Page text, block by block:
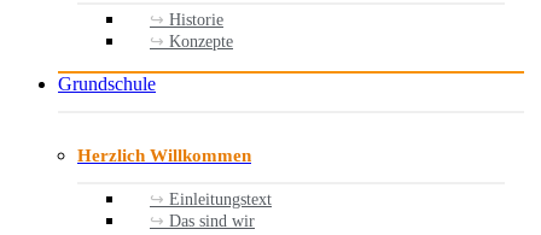
Historie
Konzepte
Grundschule
Herzlich Willkommen
Einleitungstext
Das sind wir